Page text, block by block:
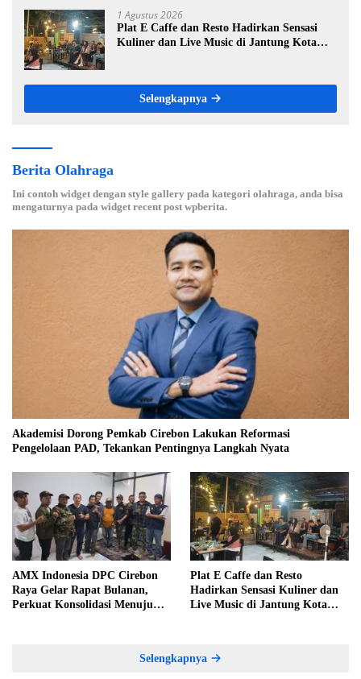
1 Agustus 2026
Plat E Caffe dan Resto Hadirkan Sensasi
Kuliner dan Live Music di Jantung Kota
Selengkapnya
Berita Olahraga
Ini contoh widget dengan style gallery pada kategori olahraga, anda bisa
mengaturnya pada widget recent post wpberita.
Akademisi Dorong Pemkab Cirebon Lakukan Reformasi
Pengelolaan PAD, Tekankan Pentingnya Langkah Nyata
AMX Indonesia DPC Cirebon
Raya Gelar Rapat Bulanan,
Perkuat Konsolidasi Menuju
Plat E Caffe dan Resto
Hadirkan Sensasi Kuliner dan
Live Music di Jantung Kota
Selengkapnya